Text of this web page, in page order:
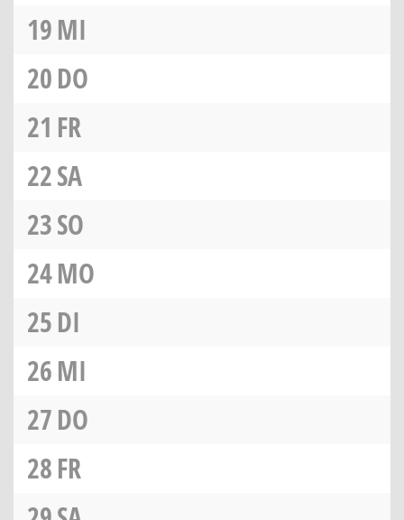
19MI
20DO
21 FR
22SA
23SO
24MO
25DI
26MI
27DO
28FR